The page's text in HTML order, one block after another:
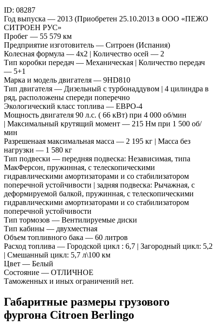
ID: 08287
Год выпуска — 2013 (Приобретен 25.10.2013 в ООО «ПЕЖО
СИТРОЕН РУС»
Пробег — 55 579 км
Предприятие изготовитель — Ситроен (Испания)
Колесная формула — 4х2 | Количество осей — 2
Тип коробки передач — Механическая | Количество передач
— 5+1
Марка и модель двигателя — 9HD810
Тип двигателя — Дизельный с турбонаддувом | 4 цилиндра в
ряд, расположены спереди поперечно
Экологический класс топлива — ЕВРО-4
Мощность двигателя 90 л.с. ( 66 кВт) при 4 000 об/мин
| Максимальный крутящий момент — 215 Нм при 1 500 об/
мин
Разрешенаая максимальная масса — 2 195 кг | Масса без
нагрузки — 1 580 кг
Тип подвески — передняя подвеска: Независимая, типа
МакФерсон, пружинная, с телескопическими
гидравлическими амортизаторами и со стабилизатором
поперечной устойчивости | задняя подвеска: Рычажная, с
деформируемой балкой, пружинная, с телескопическими
гидравлическими амортизаторами и со стабилизатором
поперечной устойчивости
Тип тормозов — Вентилируемые диски
Тип кабины — двухместная
Объем топливного бака — 60 литров
Расход топлива — Городской цикл : 6,7 | Загородный цикл: 5,2
| Смешанный цикл: 5,7 л\100 км
Цвет — Белый
Состояние — ОТЛИЧНОЕ
Таможенных и иных ограничений нет.
Габаритные размеры грузового
фургона Citroen Berlingo